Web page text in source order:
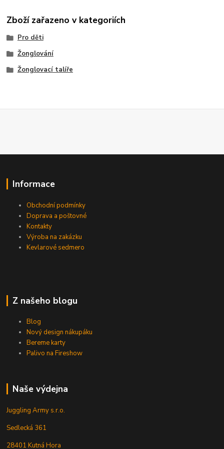
Zboží zařazeno v kategoriích
Pro děti
Žonglování
Žonglovací talíře
Informace
Obchodní podmínky
Doprava a poštovné
Kontakty
Výroba na zakázku
Kevlarové sedmero
Z našeho blogu
Blog
Nový design nákupáku
Bereme karty
Palivo na Fireshow
Naše výdejna
Juggling Army s.r.o.
Sedlecká 361
28401 Kutná Hora